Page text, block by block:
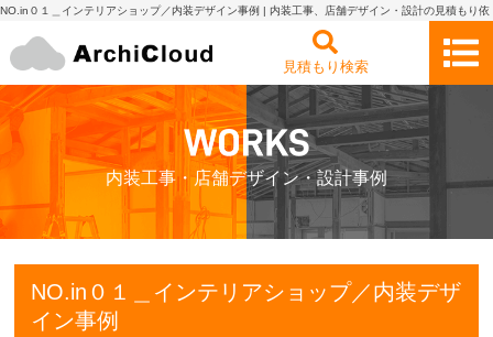
NO.in０１＿インテリアショップ／内装デザイン事例 | 内装工事、店舗デザイン・設計の見積もり依
見積もり検索
内装工事・店舗デザイン・設計事例
NO.in０１＿インテリアショップ／内装デザ
イン事例